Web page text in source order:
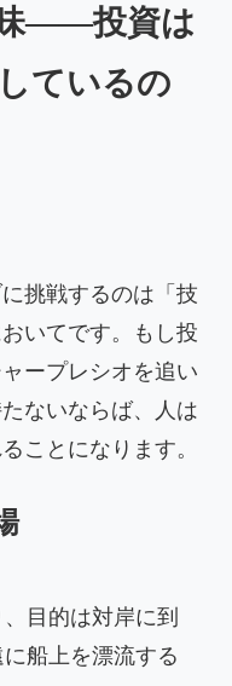
——投資は
ているの
挑戦するのは「技
いてです。もし投
ープレシオを追い
ないならば、人は
ことになります。
目的は対岸に到
船上を漂流する